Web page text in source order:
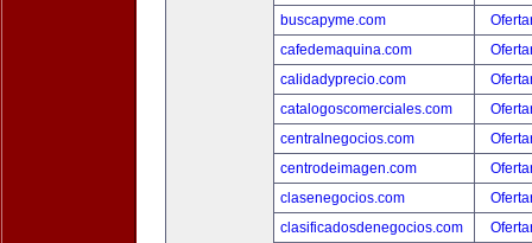
buscapyme.com
cafedemaquina.com
calidadyprecio.com
catalogoscomerciales.com
centralnegocios.com
centrodeimagen.com
clasenegocios.com
clasificadosdenegocios.com